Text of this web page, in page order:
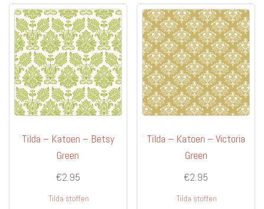
Tilda – Katoen – Betsy
Green
€2.95
Tilda stoffen
Tilda – Katoen – Victoria
Green
€2.95
Tilda stoffen